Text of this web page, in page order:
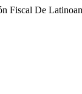
Fiscal De